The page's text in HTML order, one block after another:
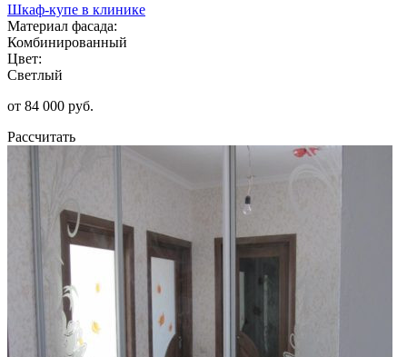
Шкаф-купе в клинике
Материал фасада:
Комбинированный
Цвет:
Светлый
от 84 000 руб.
Рассчитать